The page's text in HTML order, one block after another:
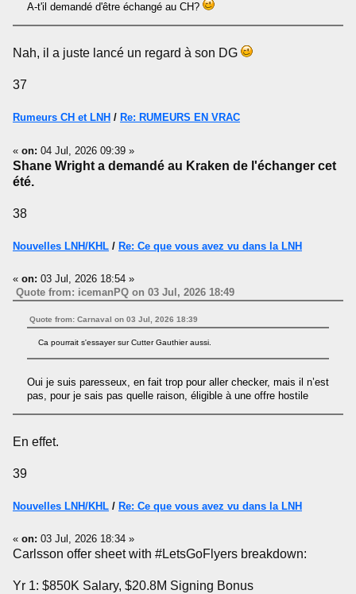
A-t'il demandé d'être échangé au CH?
Nah, il a juste lancé un regard à son DG
37
Rumeurs CH et LNH / Re: RUMEURS EN VRAC
« on: 04 Jul, 2026 09:39 »
Shane Wright a demandé au Kraken de l'échanger cet
été.
38
Nouvelles LNH/KHL / Re: Ce que vous avez vu dans la LNH
« on: 03 Jul, 2026 18:54 »
Quote from: icemanPQ on 03 Jul, 2026 18:49
Quote from: Carnaval on 03 Jul, 2026 18:39
Ca pourrait s'essayer sur Cutter Gauthier aussi.
Oui je suis paresseux, en fait trop pour aller checker, mais il n’est
pas, pour je sais pas quelle raison, éligible à une offre hostile
En effet.
39
Nouvelles LNH/KHL / Re: Ce que vous avez vu dans la LNH
« on: 03 Jul, 2026 18:34 »
Carlsson offer sheet with #LetsGoFlyers breakdown:
Yr 1: $850K Salary, $20.8M Signing Bonus